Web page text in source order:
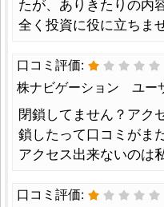
たが、ありきたりの内
全く投資に役に立ちま
口コミ評価:
株ナビゲーション ユー
閉鎖してません？アク
鎖したって口コミがま
アクセス出来ないのは
口コミ評価: